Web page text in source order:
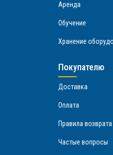
Аренда
Обучение
Хранение
Покупателю
Доставка
Оплата
Правила возврата
Частые вопросы